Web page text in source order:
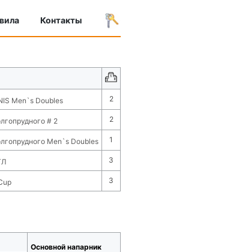
Контакты
Men`s Doubles 2
# 2 2
Men`s Doubles 1
3
3
Основной напарник